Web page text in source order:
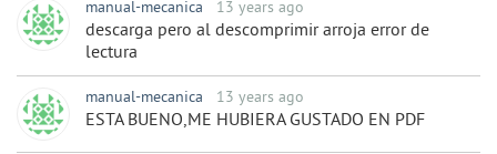
manual-mecanica 13 years ago
descarga pero al descomprimir arroja error de
lectura
manual-mecanica 13 years ago
ESTA BUENO,ME HUBIERA GUSTADO EN PDF